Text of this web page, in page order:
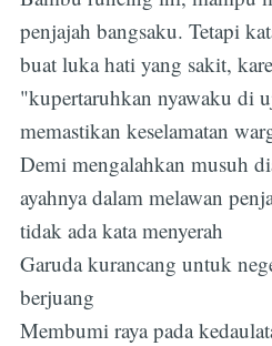
penjajah bangsaku. Tetapi
buat luka hati yang sakit,
"kupertaruhkan nyawaku di
memastikan keselamatan
Demi mengalahkan musuh
ayahnya dalam melawan
tidak ada kata menyerah
Garuda kurancang untuk
berjuang
Membumi raya pada